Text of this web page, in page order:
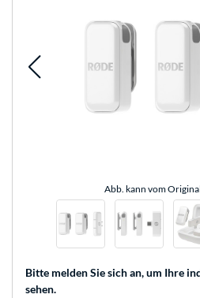
Abb. kann vom
Bitte melden Sie sich an, um Ihre
sehen.